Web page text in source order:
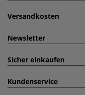
Versandkosten
Newsletter
Sicher einkaufen
Kundenservice